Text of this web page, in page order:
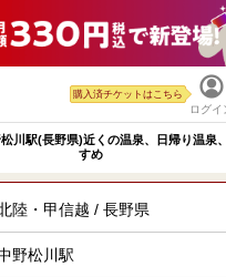
ログイ
購入済チケットはこちら
川駅(長野県)近くの温泉、日帰り温泉
すめ
陸・甲信越 / 長野県
野松川駅